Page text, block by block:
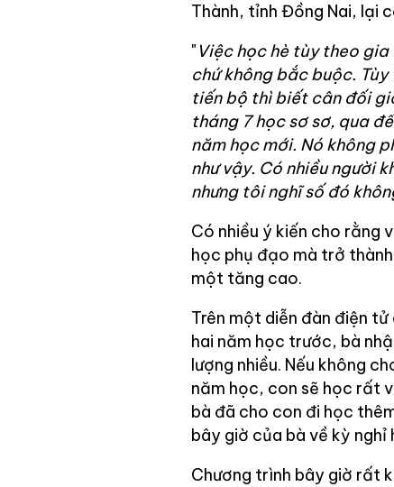
Thành, tỉnh Đồng Nai, lại
"Việc học hè tùy theo
chứ không bắc buộc. Tùy
tiến bộ thì biết cân đối
tháng 7 học sơ sơ, qua
năm học mới. Nó không
như vậy. Có nhiều người
nhưng tôi nghĩ số đó
Có nhiều ý kiến cho rằng
học phụ đạo mà trở
một tăng cao.
Trên một diễn đàn điện
hai năm học trước, bà
lượng nhiều. Nếu không
năm học, con sẽ học rất
bà đã cho con đi học
bây giờ của bà về kỳ nghỉ
Chương trình bây giờ rất